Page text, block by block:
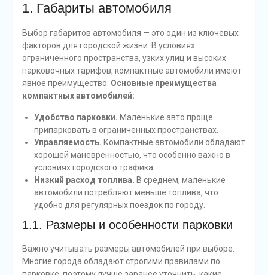
1. Габариты автомобиля
Выбор габаритов автомобиля — это один из ключевых
факторов для городской жизни. В условиях
ограниченного пространства, узких улиц и высоких
парковочных тарифов, компактные автомобили имеют
явное преимущество. Основные преимущества
компактных автомобилей:
Удобство парковки. Маленькие авто проще
припарковать в ограниченных пространствах.
Управляемость. Компактные автомобили обладают
хорошей маневренностью, что особенно важно в
условиях городского трафика.
Низкий расход топлива. В среднем, маленькие
автомобили потребляют меньше топлива, что
удобно для регулярных поездок по городу.
1.1. Размеры и особенности парковки
Важно учитывать размеры автомобилей при выборе.
Многие города обладают строгими правилами по